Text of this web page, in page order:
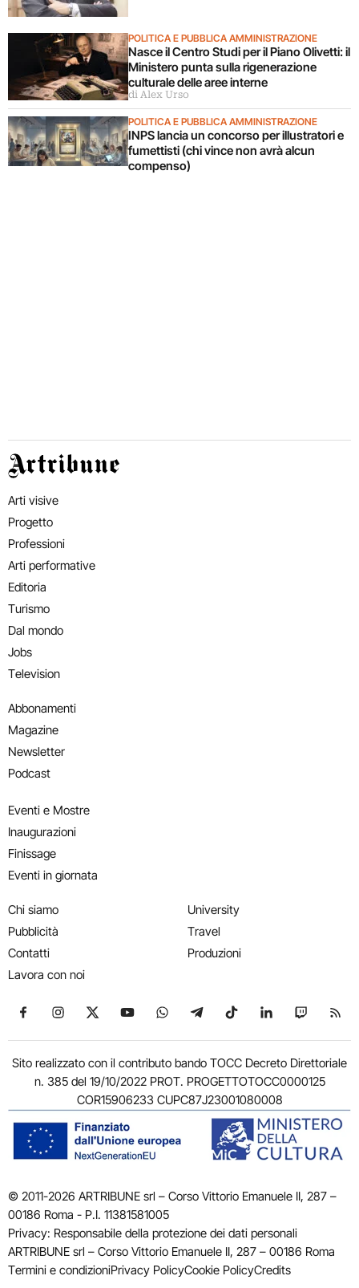
POLITICA E PUBBLICA AMMINISTRAZIONE
Nasce il Centro Studi per il Piano Olivetti: il
Ministero punta sulla rigenerazione
culturale delle aree interne
di Alex Urso
POLITICA E PUBBLICA AMMINISTRAZIONE
INPS lancia un concorso per illustratori e
fumettisti (chi vince non avrà alcun
compenso)
Artribune
Arti visive
Progetto
Professioni
Arti performative
Editoria
Turismo
Dal mondo
Jobs
Television
Abbonamenti
Magazine
Newsletter
Podcast
Eventi e Mostre
Inaugurazioni
Finissage
Eventi in giornata
Chi siamo
Pubblicità
Contatti
Lavora con noi
University
Travel
Produzioni
Seguici su Facebook
Seguici su Instagram
Seguici su X
Seguici su YouTube
Seguici su WhatsApp
Seguici su Telegram
Seguici su TikTok
Seguici su
Seguici
Sito realizzato con il contributo bando TOCC Decreto Direttoriale
n. 385 del 19/10/2022 PROT. PROGETTOTOCC0000125
COR15906233 CUPC87J23001080008
© 2011-2026 ARTRIBUNE srl – Corso Vittorio Emanuele II, 287 –
00186 Roma - P.I. 11381581005
Privacy: Responsabile della protezione dei dati personali
ARTRIBUNE srl – Corso Vittorio Emanuele II, 287 – 00186 Roma
Termini e condizioniPrivacy PolicyCookie PolicyCredits